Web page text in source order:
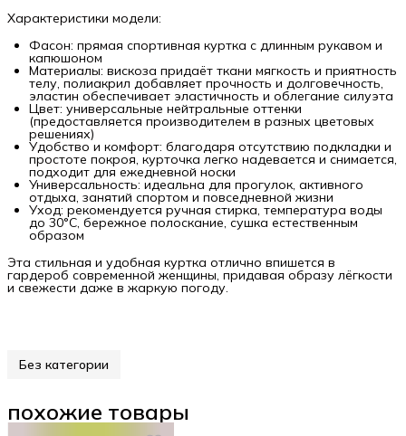
Характеристики модели:
Фасон: прямая спортивная куртка с длинным рукавом и
капюшоном
Материалы: вискоза придаёт ткани мягкость и приятность
телу, полиакрил добавляет прочность и долговечность,
эластин обеспечивает эластичность и облегание силуэта
Цвет: универсальные нейтральные оттенки
(предоставляется производителем в разных цветовых
решениях)
Удобство и комфорт: благодаря отсутствию подкладки и
простоте покроя, курточка легко надевается и снимается,
подходит для ежедневной носки
Универсальность: идеальна для прогулок, активного
отдыха, занятий спортом и повседневной жизни
Уход: рекомендуется ручная стирка, температура воды
до 30°C, бережное полоскание, сушка естественным
образом
Эта стильная и удобная куртка отлично впишется в
гардероб современной женщины, придавая образу лёгкости
и свежести даже в жаркую погоду.
Без категории
похожие товары